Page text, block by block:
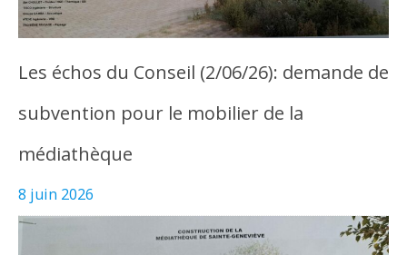
Les échos du Conseil (2/06/26): demande de
subvention pour le mobilier de la
médiathèque
8 juin 2026